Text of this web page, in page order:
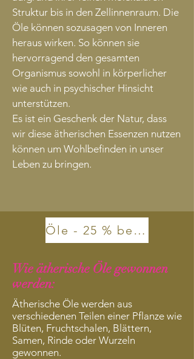
Struktur bis in den Zellinnenraum. Die
Öle können sozusagen von Inneren
heraus wirken. So können sie
hervorragend den gesamten
Organismus sowohl in körperlicher
wie auch in psychischer Hinsicht
unterstützen.
Es ist ein Geschenk der Natur, dass
wir diese ätherischen Essenzen nutzen
können um Wohlbefinden in unser
Leben zu bringen.​​​​​​​​
Öle - 25 % bestellen
Wie ätherische Öle gewonnen
werden:
Ätherische Öle werden aus
verschiedenen Teilen einer Pflanze wie
Blüten, Fruchtschalen, Blättern,
Samen, Rinde oder Wurzeln
gewonnen.